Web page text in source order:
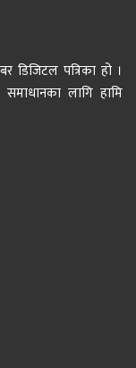
डिजिटल पत्रिका हो ।
लागि हामि